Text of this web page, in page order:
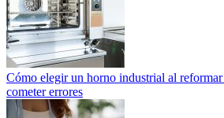
Cómo elegir un horno industrial al reformar
cometer errores